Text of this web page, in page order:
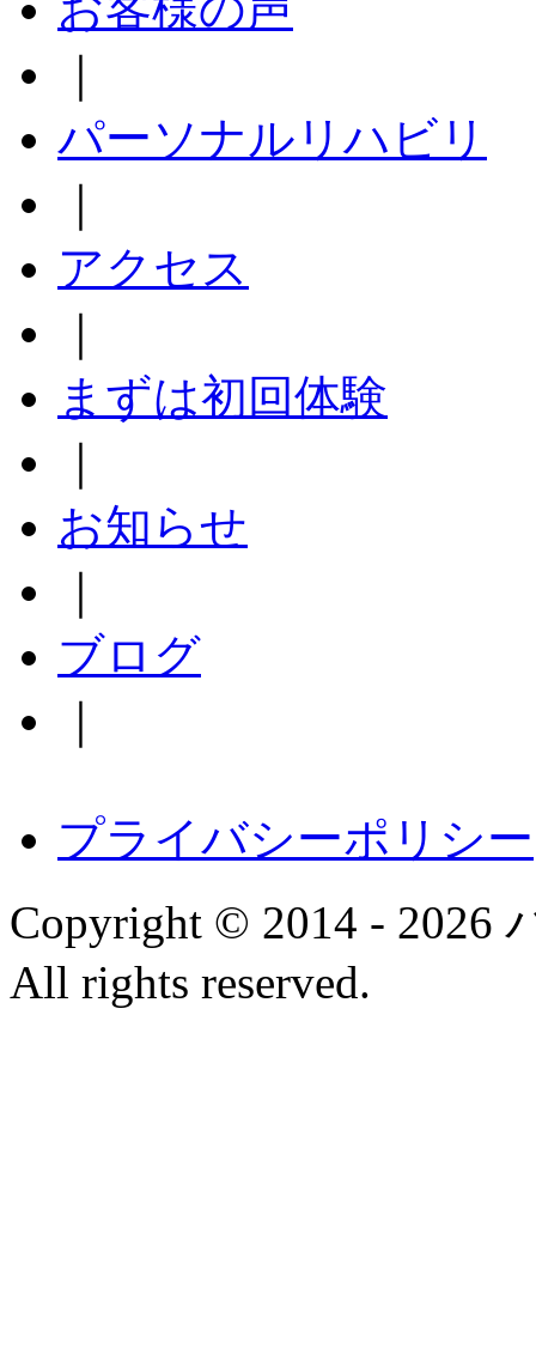
パーソナルリハビリ
アクセス
まずは初回体験
お知らせ
ブログ
プライバシーポリシー
Copyright © 2014 - 2026
All rights reserved.